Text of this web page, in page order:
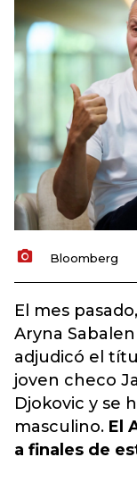
Bloomberg
El mes
Aryna
adjudicó el
joven checo
Djokovic y se
masculino. El
a finales de